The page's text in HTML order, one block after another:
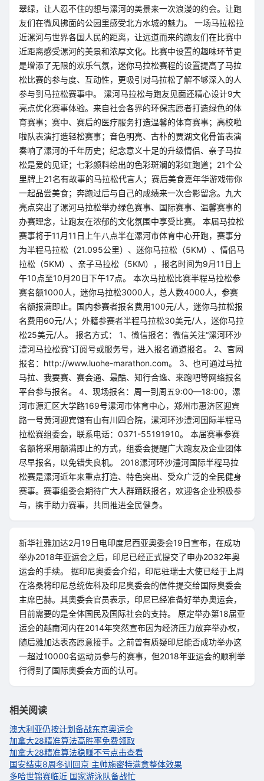
翠绿，让人忍不住的想与漯河的美景来一次浪漫的约会。让跑
友们在微风拂面的公园里感受北方水城的魅力。 一场马拉松拉
近漯河与世界各国人民的距离，让远道而来的跑友们在比赛中
近距离感受漯河的美景和浓厚文化。比赛中设置的趣味环节更
是增添了无限的欢乐气氛，迷你马拉松赛程的设置提高了马拉
松比赛的参与度、互动性，更吸引对马拉松了解不够深入的人
参与到马拉松赛事中。 漯河马拉松与跑友见面还精心设计9大
亮点优化赛事体验。来自社会各界的环保志愿者打造绿色的体
育赛事；赛中、赛后的医疗服务打造温馨的体育赛事；高校啦
啦队表演打造轻松赛事；音色明亮、古朴的贾湖文化骨笛表演
奏响了漯河的千年历史；纪念意义十足的升级情侣、亲子马拉
松是爱的见证；七彩颜料绘出的色彩斑斓的彩虹跑道；21个公
里牌上21名有故事的马拉松代言人；赛后美食嘉年华游戏带你
一起品尝美食；奔跑过后与自己的成绩来一次合影留念。九大
亮点突出了漯河马拉松举办绿色赛事、国际赛事、温馨赛事的
办赛理念，让跑友在浓郁的文化氛围中享受比赛。 本届马拉松
赛事将于11月11日上午八点半在漯河市体育中心开跑，赛事分
为半程马拉松（21.095公里）、迷你马拉松（5KM）、情侣马
拉松（5KM）、亲子马拉松（5KM），报名时间为9月11日上
午10点至10月20日下午17点。 本次马拉松比赛半程马拉松参
赛名额1000人，迷你马拉松3000人，总人数4000人，参赛
名额报满即止。国内参赛者报名费用100元/人，迷你马拉松报
名费用60元/人；外籍参赛者半程马拉松30美元/人，迷你马拉
松25美元/人。 报名方式： 1、微信报名：微信关注“漯河环沙
澧河马拉松赛”订阅号或服务号，进入报名通道报名。 2、官网
报名：http://www.luohe-marathon.com。 3、也可通过马拉
马拉、我要赛、赛会通、最酷、知行合逸、来跑吧等网络报名
平台参与报名。 4、现场报名：周一到周五9:00—18:00，漯
河市源汇区大学路169号漯河市体育中心，郑州市惠济区迎宾
路一号黄河迎宾馆有山有川四合院，漯河环沙澧河国际半程马
拉松赛组委会，联系电话：0371-55191910。 本届赛事参赛
名额将采用额满即止的方式，组委会提醒广大跑友及企业团体
尽早报名，以免错失良机。 2018漯河环沙澧河国际半程马拉
松赛是漯河近年来重点打造、特色突出、受众广泛的全民健身
赛事。赛事组委会期待广大人群踊跃报名，欢迎各企业积极参
与，携手助力赛事，共同推进全民健身。
新华社雅加达2月19日电印度尼西亚奥委会19日宣布，在成功
举办2018年亚运会之后，印尼已经正式提交了申办2032年奥
运会的手续。 据印尼奥委会介绍，印尼驻瑞士大使已经于上周
在洛桑将印尼总统佐科及印尼奥委会的信件提交给国际奥委会
主席巴赫。其奥委会官员表示，印尼已经准备好举办奥运会，
目前需要的是全体国民及国际社会的支持。 原定举办第18届亚
运会的越南河内在2014年突然宣布因为经济压力放弃举办权，
随后雅加达表态愿意接手。之前曾有质疑印尼能否成功举办这
一超过10000名运动员参与的赛事，但2018年亚运会的顺利举
行得到了国际奥委会方面的认可。
相关阅读
澳大利亚仍按计划备战东京奥运会
加拿大28精准算法高胜率免费领取
加拿大28精准算法稳赚不亏点击查看
国安结束8周冬训回京 主帅施密特满意整体效果
多哈世锦赛临近 国家游泳队备战忙